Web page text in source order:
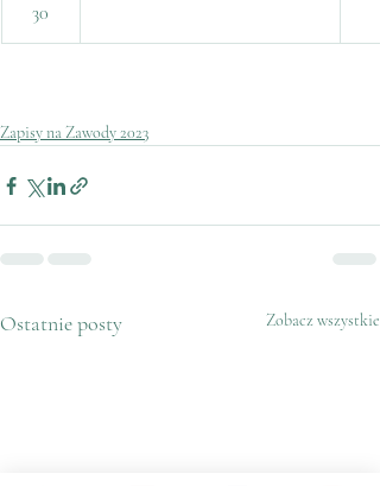
30
Zapisy na Zawody 2023
Ostatnie posty Zobacz wszystkie